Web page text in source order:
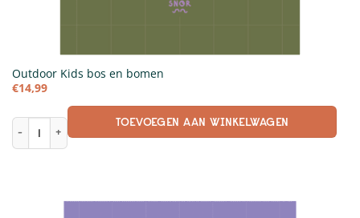
Outdoor Kids bos en bomen
€14,99
Outdoor Kids bos en bomen aantalTOEVOEGEN AAN WINKELWAGEN